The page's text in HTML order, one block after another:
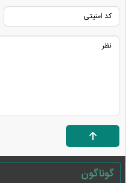
گوناگون